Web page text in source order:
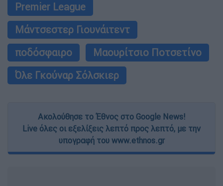
Premier League
Μάντσεστερ Γιουνάιτεντ
ποδόσφαιρο
Μαουρίτσιο Ποτσετίνο
Όλε Γκούναρ Σόλσκιερ
Ακολούθησε το Έθνος στο Google News!
Live όλες οι εξελίξεις λεπτό προς λεπτό, με την
υπογραφή του www.ethnos.gr